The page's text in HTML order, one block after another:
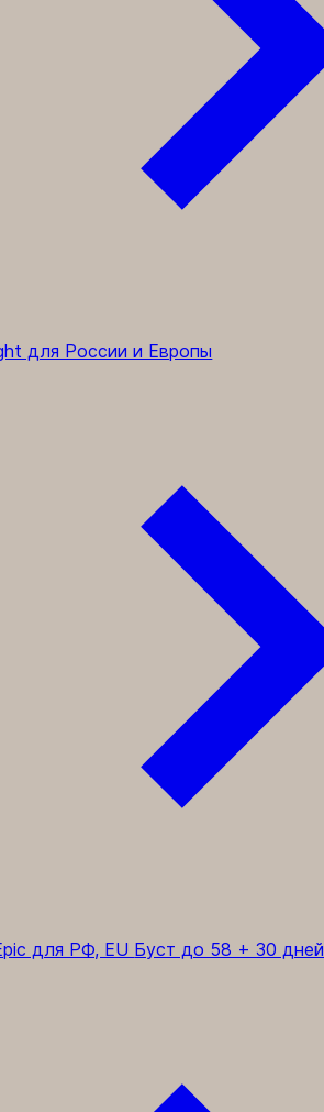
для России и Европы
для РФ, EU Буст до 58 + 30 дней